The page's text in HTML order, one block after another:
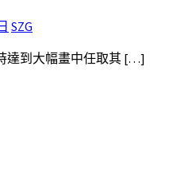
SZG
達到大幅畫中任取其 […]